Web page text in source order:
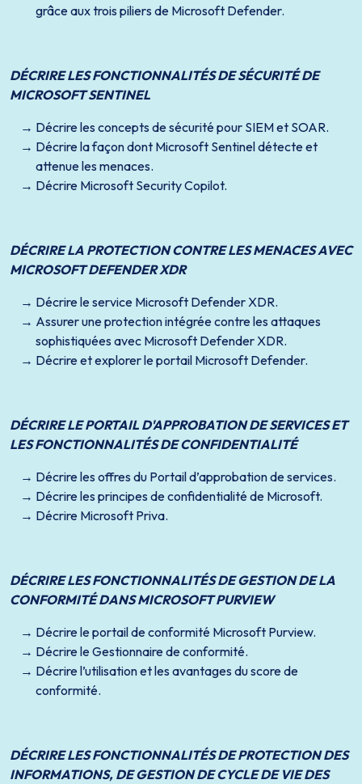
grâce aux trois piliers de Microsoft Defender.
DÉCRIRE LES FONCTIONNALITÉS DE SÉCURITÉ DE
MICROSOFT SENTINEL
Décrire les concepts de sécurité pour SIEM et SOAR.
Décrire la façon dont Microsoft Sentinel détecte et
attenue les menaces.
Décrire Microsoft Security Copilot.
DÉCRIRE LA PROTECTION CONTRE LES MENACES AVEC
MICROSOFT DEFENDER XDR
Décrire le service Microsoft Defender XDR.
Assurer une protection intégrée contre les attaques
sophistiquées avec Microsoft Defender XDR.
Décrire et explorer le portail Microsoft Defender.
DÉCRIRE LE PORTAIL D'APPROBATION DE SERVICES ET
LES FONCTIONNALITÉS DE CONFIDENTIALITÉ
Décrire les offres du Portail d’approbation de services.
Décrire les principes de confidentialité de Microsoft.
Décrire Microsoft Priva.
DÉCRIRE LES FONCTIONNALITÉS DE GESTION DE LA
CONFORMITÉ DANS MICROSOFT PURVIEW
Décrire le portail de conformité Microsoft Purview.
Décrire le Gestionnaire de conformité.
Décrire l’utilisation et les avantages du score de
conformité.
DÉCRIRE LES FONCTIONNALITÉS DE PROTECTION DES
INFORMATIONS, DE GESTION DE CYCLE DE VIE DES